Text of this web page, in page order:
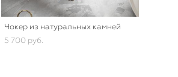
Чокер из натуральных камней
5 700 pуб.